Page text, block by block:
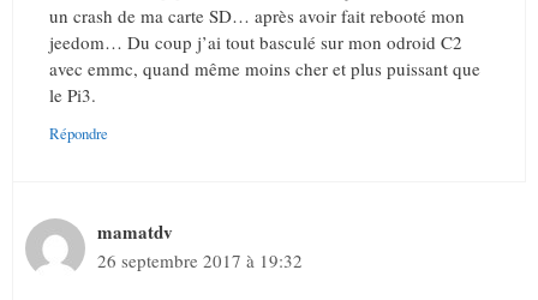
un crash de ma carte SD… après avoir fait rebooté mon
jeedom… Du coup j’ai tout basculé sur mon odroid C2
avec emmc, quand même moins cher et plus puissant que
le Pi3.
Répondre
mamatdv
26 septembre 2017 à 19:32